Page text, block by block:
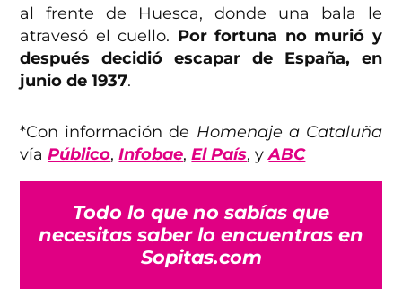
al frente de Huesca, donde una bala le
atravesó el cuello. Por fortuna no murió y
después decidió escapar de España, en
junio de 1937.
*Con información de Homenaje a Cataluña
víaPúblico,Infobae,El País, yABC
Todo lo que no sabías que
necesitas saber lo encuentras en
Sopitas.com